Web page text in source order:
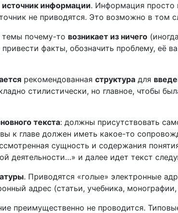
информации. Информация просто
не приводятся. Это возможно в том
темы почему-то возникает из ничего
факты, обозначить проблему, её
рекомендованная структура для
стилистически, но главное, чтобы
текста: должны присутствовать
к главе должен иметь какое-то
сущность и содержания
деятельности…» и далее идет текст
. Приводятся «голые» электронные
адрес (статьи, учебника,
преимущественно не проводится.